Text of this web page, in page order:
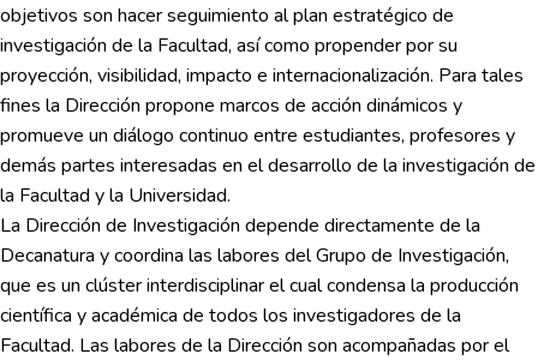
objetivos son hacer seguimiento al plan estratégico de
investigación de la Facultad, así como propender por su
proyección, visibilidad, impacto e internacionalización. Para tales
fines la Dirección propone marcos de acción dinámicos y
promueve un diálogo continuo entre estudiantes, profesores y
demás partes interesadas en el desarrollo de la investigación de
la Facultad y la Universidad.
La Dirección de Investigación depende directamente de la
Decanatura y coordina las labores del Grupo de Investigación,
que es un clúster interdisciplinar el cual condensa la producción
científica y académica de todos los investigadores de la
Facultad. Las labores de la Dirección son acompañadas por el